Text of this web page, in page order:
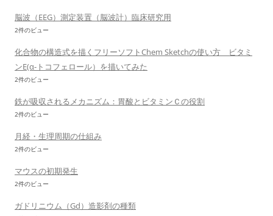
脳波（EEG）測定装置（脳波計）臨床研究用
2件のビュー
化合物の構造式を描くフリーソフトChem Sketchの使い方 ビタミ
ンE(α-トコフェロール）を描いてみた
2件のビュー
鉄が吸収されるメカニズム：胃酸とビタミンＣの役割
2件のビュー
月経・生理周期の仕組み
2件のビュー
マウスの初期発生
2件のビュー
ガドリニウム（Gd）造影剤の種類